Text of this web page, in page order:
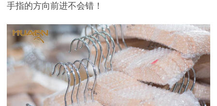
手指的方向前进不会错！